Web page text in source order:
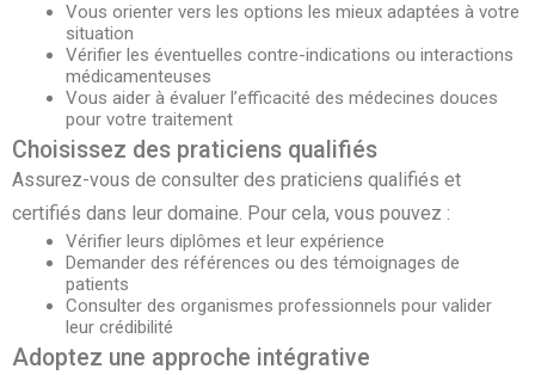
Vous orienter vers les options les mieux adaptées à votre
situation
Vérifier les éventuelles contre-indications ou interactions
médicamenteuses
Vous aider à évaluer l’efficacité des médecines douces
pour votre traitement
Choisissez des praticiens qualifiés
Assurez-vous de consulter des praticiens qualifiés et
certifiés dans leur domaine. Pour cela, vous pouvez :
Vérifier leurs diplômes et leur expérience
Demander des références ou des témoignages de
patients
Consulter des organismes professionnels pour valider
leur crédibilité
Adoptez une approche intégrative